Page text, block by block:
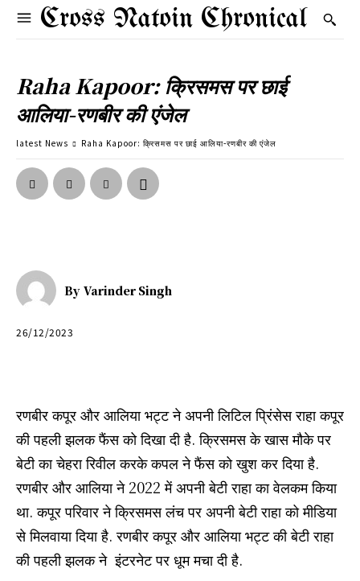
Cross Natoin Chronical
Raha Kapoor: क्रिसमस पर छाई
आलिया-रणबीर की एंजेल
latest News Raha Kapoor: क्रिसमस पर छाई आलिया-रणबीर की एंजेल
By Varinder Singh
26/12/2023
रणबीर कपूर और आलिया भट्ट ने अपनी लिटिल प्रिंसेस राहा कपूर
की पहली झलक फैंस को दिखा दी है. क्रिसमस के खास मौके पर
बेटी का चेहरा रिवील करके कपल ने फैंस को खुश कर दिया है.
रणबीर और आलिया ने 2022 में अपनी बेटी राहा का वेलकम किया
था. कपूर परिवार ने क्रिसमस लंच पर अपनी बेटी राहा को मीडिया
से मिलवाया दिया है. रणबीर कपूर और आलिया भट्ट की बेटी राहा
की पहली झलक ने इंटरनेट पर धूम मचा दी है.